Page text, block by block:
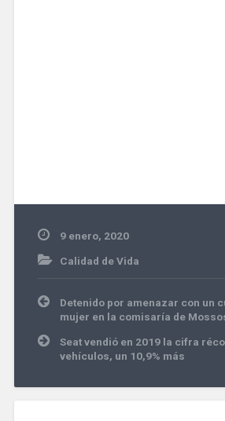
9 enero, 2020
Calidad de Vida
Navegación
entradas
Detenido por amenazar con un
mujer en la comisaría de
Seat vendió en 2019 la cifra
vehículos, un 10,9% más